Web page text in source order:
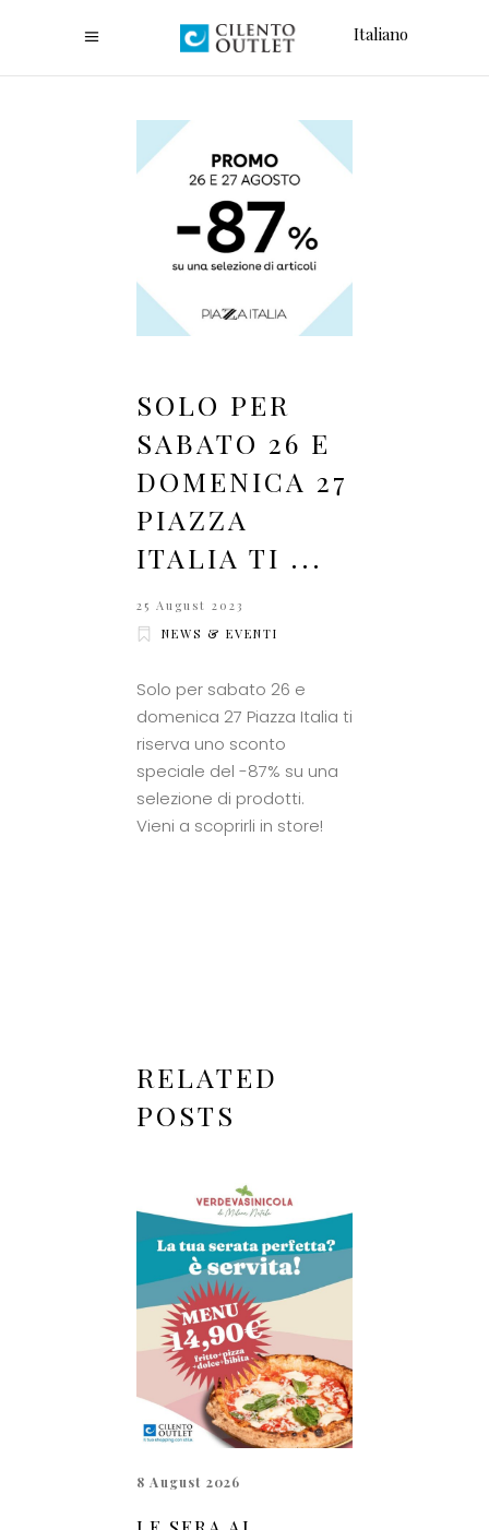
Italiano
SOLO PER
SABATO 26 E
DOMENICA 27
PIAZZA
ITALIA TI ...
25 August 2023
NEWS & EVENTI
Solo per sabato 26 e
domenica 27 Piazza Italia ti
riserva uno sconto
speciale del -87% su una
selezione di prodotti.
Vieni a scoprirli in store!
RELATED
POSTS
8 August 2026